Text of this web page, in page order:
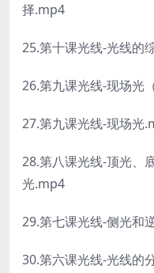
择.mp4
25.第十课光线-光线的
26.第九课光线-现场光
27.第九课光线-现场光
28.第八课光线-顶光、
光.mp4
29.第七课光线-侧光和
30.第六课光线-光线的